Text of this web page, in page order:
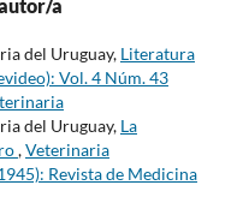
a
del Uruguay, Literatura
Vol. 4 Núm. 43
del Uruguay, La
,Veterinaria
Revista de Medicina